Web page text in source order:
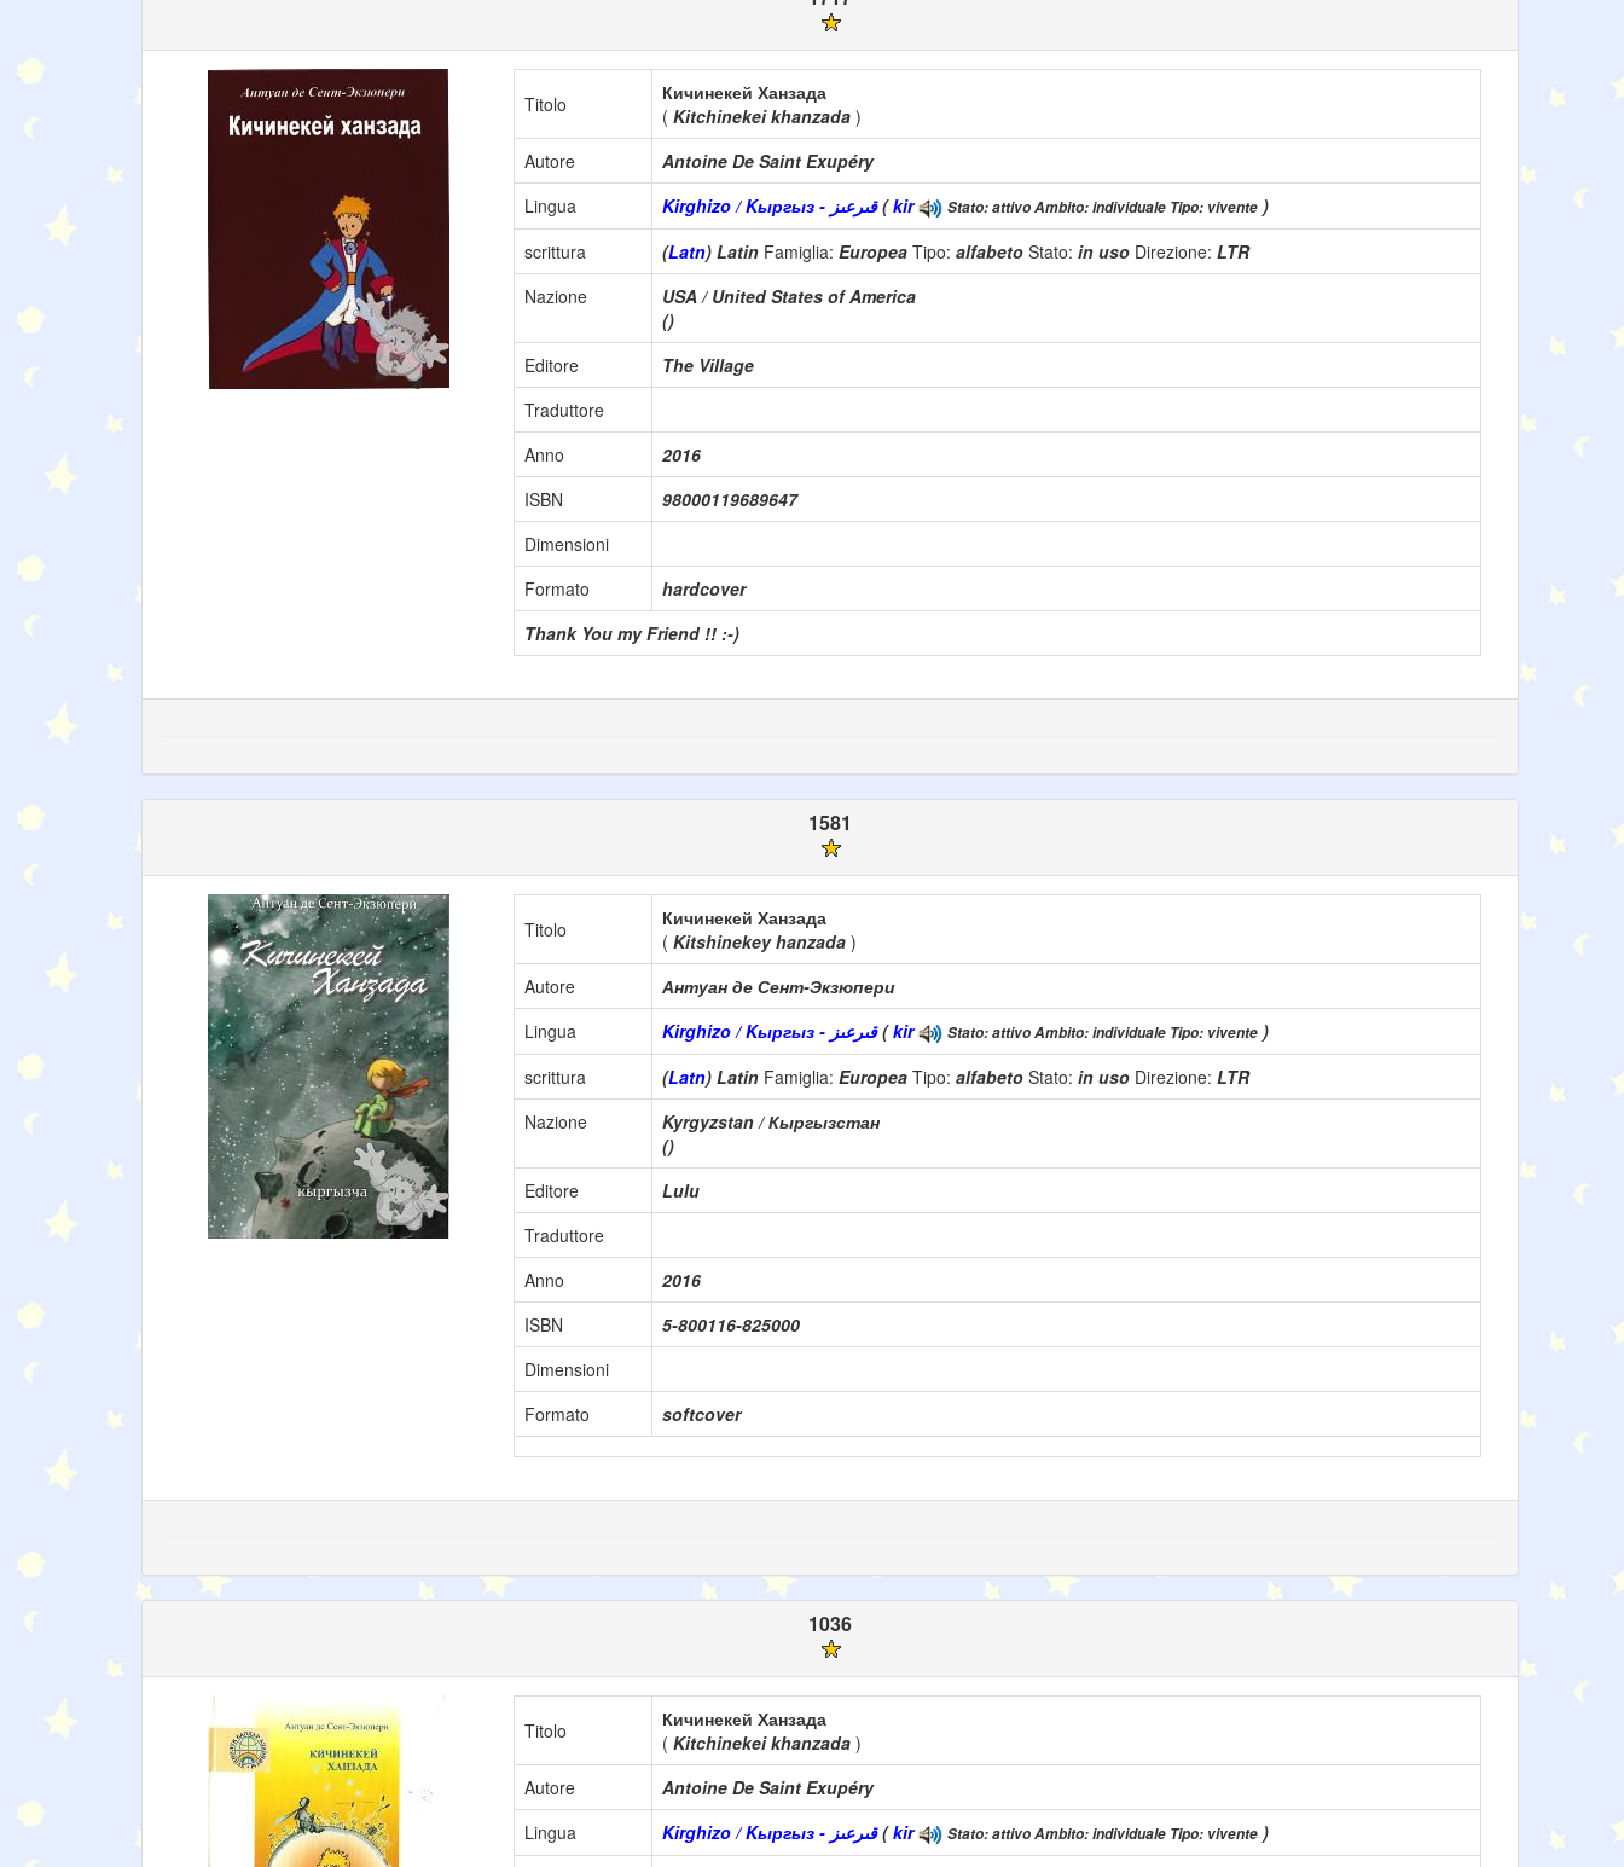
Titolo
Кичинекей Ханзада
( Kitchinekei khanzada )
Autore
Antoine De Saint Exupéry
Lingua
Kirghizo / Kыргыз - قىرعىز(kir Stato: attivo Ambito: individuale Tipo: vivente )
scrittura
(Latn) Latin Famiglia: Europea Tipo: alfabeto Stato: in uso Direzione: LTR
Nazione
USA / United States of America
()
Editore
The Village
Traduttore
Anno
2016
ISBN
98000119689647
Dimensioni
Formato
hardcover
Thank You my Friend !! :-)
1581
Titolo
Кичинекей Ханзада
( Kitshinekey hanzada )
Autore
Антуан де Сент-Экзюпери
Lingua
Kirghizo / Kыргыз - قىرعىز(kir Stato: attivo Ambito: individuale Tipo: vivente )
scrittura
(Latn) Latin Famiglia: Europea Tipo: alfabeto Stato: in uso Direzione: LTR
Nazione
Kyrgyzstan / Кыргызстан
()
Editore
Lulu
Traduttore
Anno
2016
ISBN
5-800116-825000
Dimensioni
Formato
softcover
1036
Titolo
Кичинекей Ханзада
( Kitchinekei khanzada )
Autore
Antoine De Saint Exupéry
Lingua
Kirghizo / Kыргыз - قىرعىز(kir Stato: attivo Ambito: individuale Tipo: vivente )